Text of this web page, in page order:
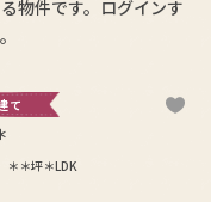
物件です。ログインす
て
＊＊坪＊LDK